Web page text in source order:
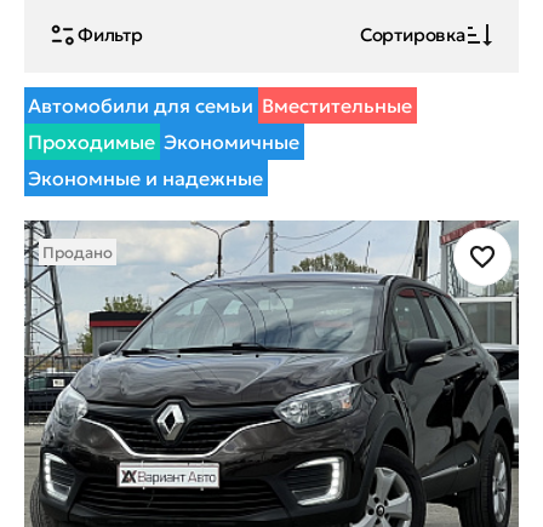
Фильтр Сортировка
Автомобили для семьи Вместительные
Проходимые Экономичные
Экономные и надежные
Продано